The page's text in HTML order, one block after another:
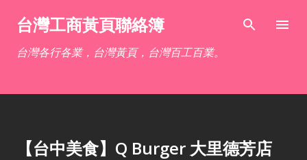
跳到主要內容
台灣工商黃頁聯絡簿
台灣各行各業，台灣黃頁，台灣百工百業。
【台中美食】Q Burger 大里德芳店